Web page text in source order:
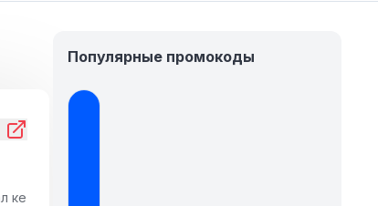
ке
Популярные промокоды